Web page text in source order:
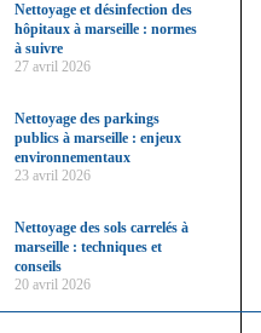
Nettoyage et désinfection des
hôpitaux à marseille : normes
à suivre
27 avril 2026
Nettoyage des parkings
publics à marseille : enjeux
environnementaux
23 avril 2026
Nettoyage des sols carrelés à
marseille : techniques et
conseils
20 avril 2026